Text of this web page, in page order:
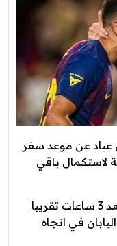
عن موعد سفر
لاستكمال باقي
البارسا سينطلق الى كوريا الجنوبية بعد 3 ساعات تقريبا
في اتجاه